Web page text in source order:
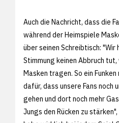
Auch die Nachricht, dass die
während der Heimspiele
über seinen Schreibtisch:
Stimmung keinen Abbruch tut,
Masken tragen. So ein
dafür, dass unsere Fans noch
gehen und dort noch mehr
Jungs den Rücken zu